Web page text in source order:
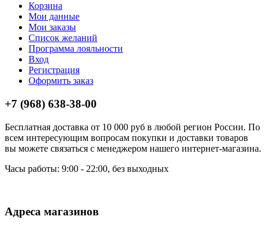
Корзина
Мои данные
Мои заказы
Список желаний
Программа лояльности
Вход
Регистрация
Оформить заказ
+7 (968) 638-38-00
Бесплатная доставка от 10 000 руб в любой регион России. По
всем интересующим вопросам покупки и доставки товаров
вы можете связаться с менеджером нашего интернет-магазина.
Часы работы: 9:00 - 22:00, без выходных
Адреса магазинов